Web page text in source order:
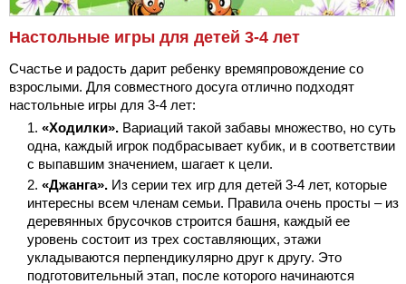
Настольные игры для детей 3-4 лет
Счастье и радость дарит ребенку времяпровождение со
взрослыми. Для совместного досуга отлично подходят
настольные игры для 3-4 лет:
«Ходилки». Вариаций такой забавы множество, но суть
одна, каждый игрок подбрасывает кубик, и в соответствии
с выпавшим значением, шагает к цели.
«Джанга». Из серии тех игр для детей 3-4 лет, которые
интересны всем членам семьи. Правила очень просты – из
деревянных брусочков строится башня, каждый ее
уровень состоит из трех составляющих, этажи
укладываются перпендикулярно друг к другу. Это
подготовительный этап, после которого начинаются